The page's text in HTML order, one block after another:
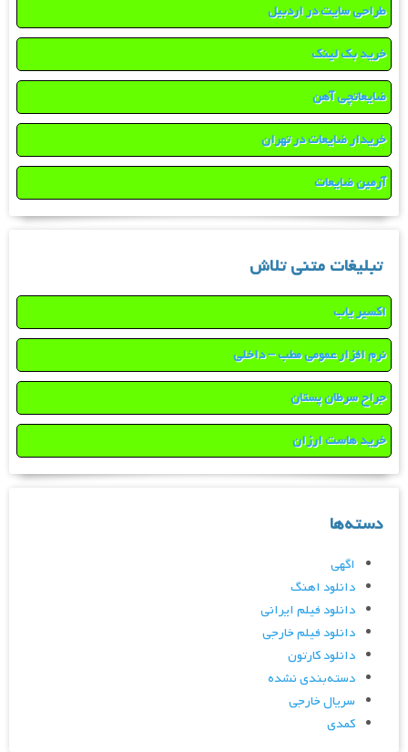
طراحی سایت در اردبیل
خرید بک لینک
ضایعاتچی آهن
خریدار ضایعات در تهران
آرمین ضایعات
تبلیغات متنی تلاش
اکسیر یاب
نرم افزار عمومی مطب – داخلی
جراح سرطان پستان
خرید هاست ارزان
دسته‌ها
اگهی
دانلود اهنگ
دانلود فیلم ایرانی
دانلود فیلم خارجی
دانلود کارتون
دسته‌بندی نشده
سریال خارجی
کمدی